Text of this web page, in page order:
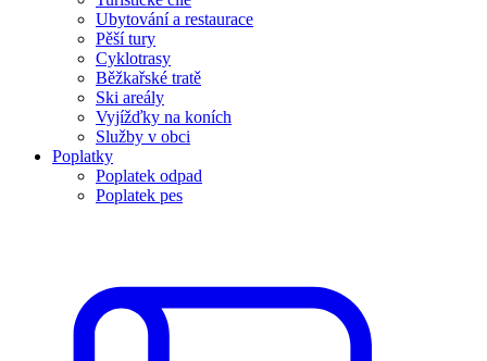
Ubytování a restaurace
Pěší tury
Cyklotrasy
Běžkařské tratě
Ski areály
Vyjížďky na koních
Služby v obci
Poplatky
Poplatek odpad
Poplatek pes